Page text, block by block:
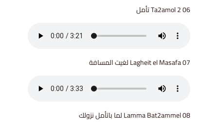
06 Ta2amol 2 تأمل
07 Lagheit el Masafa لغيت المسافة
08 Lamma Bat2ammel لما باتأمل نزولك